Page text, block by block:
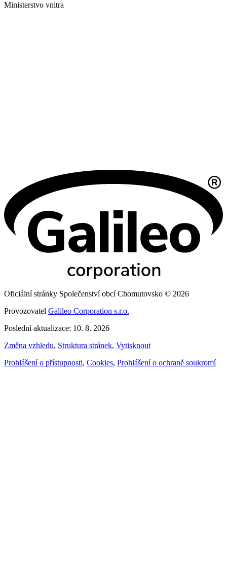
Ministerstvo vnitra
Oficiální stránky Společenství obcí Chomutovsko © 2026
Provozovatel Galileo Corporation s.r.o.
Poslední aktualizace: 10. 8. 2026
Změna vzhledu, Struktura stránek, Vytisknout
Prohlášení o přístupnosti, Cookies, Prohlášení o ochraně soukromí